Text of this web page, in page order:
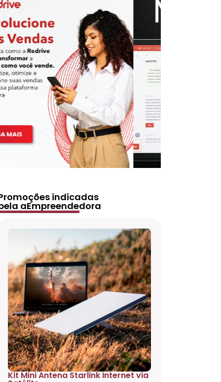
indicadas
aEmpreendedora
Kit Mini Antena Starlink Internet via